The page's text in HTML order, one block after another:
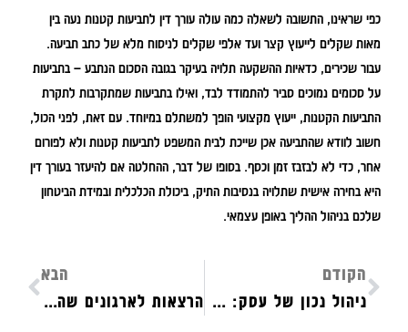
כפי שראינו, התשובה לשאלה כמה עולה עורך דין לתביעות קטנות נעה בין
מאות שקלים לייעוץ קצר ועד אלפי שקלים לניסוח מלא של כתב תביעה.
עבור שכירים, כדאיות ההשקעה תלויה בעיקר בגובה הסכום הנתבע – בתביעות
על סכומים נמוכים סביר להתמודד לבד, ואילו בתביעות שמתקרבות לתקרת
התביעות הקטנות, ייעוץ מקצועי הופך למשתלם במיוחד. עם זאת, לפני הכול,
חשוב לוודא שהתביעה אכן שייכת לבית המשפט לתביעות קטנות ולא לפורום
אחר, כדי לא לבזבז זמן וכסף. בסופו של דבר, ההחלטה אם להיעזר בעורך דין
היא בחירה אישית שתלויה בנסיבות התיק, ביכולת הכלכלית ובמידת הביטחון
שלכם בניהול ההליך באופן עצמאי.
הקודם
ניהול נכון של עסק: כל מה שבעלי עסקים בישראל צריכים לדעת
הבא
הרצאות לארגונים שהעובדים יעריכו באמת: אילו סוגים כדאי לכם להביא?